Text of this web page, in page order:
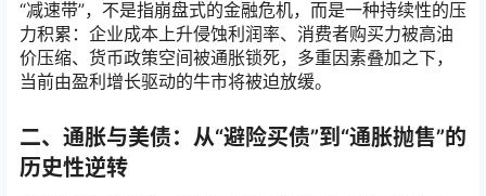
“减速带”，不是指崩盘式的金融危机，而是一种持续性的压
力积累：企业成本上升侵蚀利润率、消费者购买力被高油
价压缩、货币政策空间被通胀锁死，多重因素叠加之下，
当前由盈利增长驱动的牛市将被迫放缓。
二、通胀与美债：从“避险买债”到“通胀抛售”的
历史性逆转